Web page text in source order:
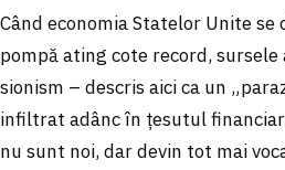
Când economia Statelor Unite
pompă ating cote record,
sionism – descris aici ca un
infiltrat adânc în țesutul
nu sunt noi, dar devin tot mai